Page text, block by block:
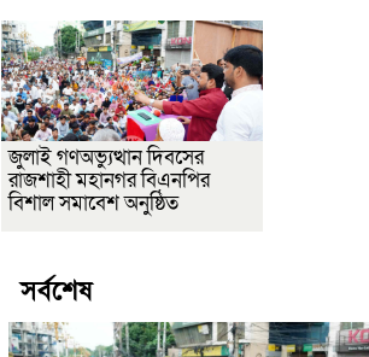
জুলাই গণঅভ্যুত্থান দিবসের
রাজশাহী মহানগর বিএনপির
বিশাল সমাবেশ অনুষ্ঠিত
সর্বশেষ